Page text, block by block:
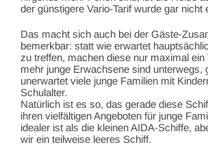
der günstigere Vario-Tarif wurde gar nicht
Das macht sich auch bei der Gäste-
bemerkbar: statt wie erwartet
zu treffen, machen diese nur maximal ein
mehr junge Erwachsene sind unterwegs,
unerwartet viele junge Familien mit
Schulalter.
Natürlich ist es so, das gerade diese
ihren vielfältigen Angeboten für junge
idealer ist als die kleinen AIDA-Schiffe,
wir ein teilweise leeres Schiff.